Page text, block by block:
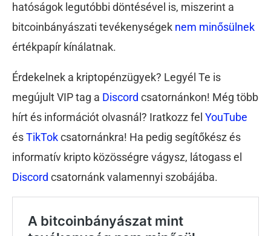
hatóságok legutóbbi döntésével is, miszerint a
bitcoinbányászati tevékenységek nem minősülnek
értékpapír kínálatnak.
Érdekelnek a kriptopénzügyek? Legyél Te is
megújult VIP tag a Discord csatornánkon! Még több
hírt és információt olvasnál? Iratkozz fel YouTube
ésTikTokcsatornánkra! Ha pedig segítőkész és
informatív kripto közösségre vágysz, látogass el
Discord csatornánk valamennyi szobájába.